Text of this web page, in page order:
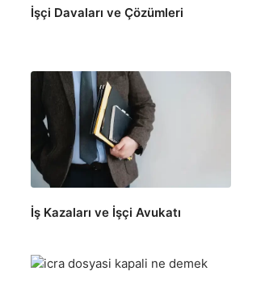
İşçi Davaları ve Çözümleri
İş Kazaları ve İşçi Avukatı